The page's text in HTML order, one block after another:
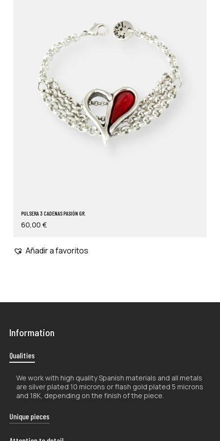
PULSERA 3 CADENAS PASIÓN GR.
60,00 €
Añadir a favoritos
Information
Qualities
We work with high quality Spanish materials and all metals
are silver plated 10 microns or flash gold plated 5 microns
and 18K, depending on the finish of the piece.
Unique pieces
The handcrafted nature of our products makes them